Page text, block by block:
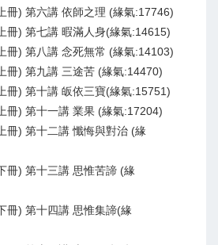
冊) 第六講 依師之理 (緣氣:17746)
冊) 第七講 暇滿人身(緣氣:14615)
冊) 第八講 念死無常 (緣氣:14103)
冊) 第九講 三途苦 (緣氣:14470)
冊) 第十講 皈依三寶(緣氣:15751)
冊) 第十一講 業果 (緣氣:17204)
冊) 第十二講 懺悔與對治 (緣
冊) 第十三講 思惟苦諦 (緣
冊) 第十四講 思惟集諦(緣